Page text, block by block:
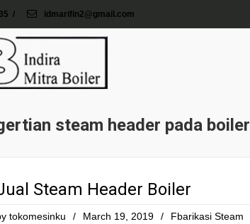
/ idmarifin2@gmail.com
steam header pada boiler
Steam Header Boiler
tokomesinku / March 19, 2019 /
Fbarikasi Steam